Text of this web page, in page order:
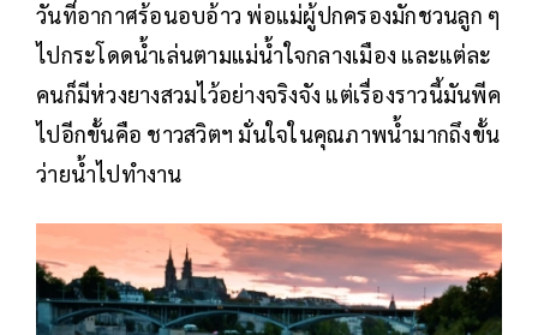
วันที่อากาศร้อนอบอ้าว พ่อแม่ผู้ปกครองมักชวนลูก ๆ
ไปกระโดดน้ำเล่นตามแม่น้ำใจกลางเมือง และแต่ละ
คนก็มีห่วงยางสวมไว้อย่างจริงจัง แต่เรื่องราวนี้มันพีค
ไปอีกขั้นคือ ชาวสวิตฯ มั่นใจในคุณภาพน้ำมากถึงขั้น
ว่ายน้ำไปทำงาน